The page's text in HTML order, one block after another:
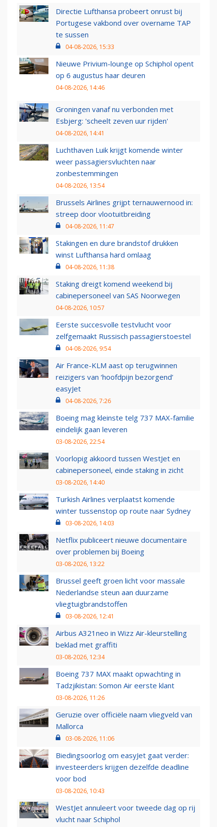
Directie Lufthansa probeert onrust bij
Portugese vakbond over overname TAP
te sussen
04-08-2026, 15:33
Nieuwe Privium-lounge op Schiphol opent
op 6 augustus haar deuren
04-08-2026, 14:46
Groningen vanaf nu verbonden met
Esbjerg: 'scheelt zeven uur rijden'
04-08-2026, 14:41
Luchthaven Luik krijgt komende winter
weer passagiersvluchten naar
zonbestemmingen
04-08-2026, 13:54
Brussels Airlines grijpt ternauwernood in:
streep door vlootuitbreiding
04-08-2026, 11:47
Stakingen en dure brandstof drukken
winst Lufthansa hard omlaag
04-08-2026, 11:38
Staking dreigt komend weekend bij
cabinepersoneel van SAS Noorwegen
04-08-2026, 10:57
Eerste succesvolle testvlucht voor
zelfgemaakt Russisch passagierstoestel
04-08-2026, 9:54
Air France-KLM aast op terugwinnen
reizigers van ‘hoofdpijn bezorgend’
easyJet
04-08-2026, 7:26
Boeing mag kleinste telg 737 MAX-familie
eindelijk gaan leveren
03-08-2026, 22:54
Voorlopig akkoord tussen WestJet en
cabinepersoneel, einde staking in zicht
03-08-2026, 14:40
Turkish Airlines verplaatst komende
winter tussenstop op route naar Sydney
03-08-2026, 14:03
Netflix publiceert nieuwe documentaire
over problemen bij Boeing
03-08-2026, 13:22
Brussel geeft groen licht voor massale
Nederlandse steun aan duurzame
vliegtuigbrandstoffen
03-08-2026, 12:41
Airbus A321neo in Wizz Air-kleurstelling
beklad met graffiti
03-08-2026, 12:34
Boeing 737 MAX maakt opwachting in
Tadzjikistan: Somon Air eerste klant
03-08-2026, 11:26
Geruzie over officiële naam vliegveld van
Mallorca
03-08-2026, 11:06
Biedingsoorlog om easyJet gaat verder:
investeerders krijgen dezelfde deadline
voor bod
03-08-2026, 10:43
WestJet annuleert voor tweede dag op rij
vlucht naar Schiphol